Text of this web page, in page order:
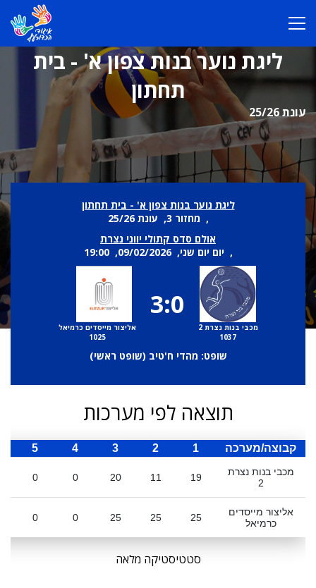
ליגת נוער בנות צפון א' - בית
תחתון
עונת 25/26
ליגת נוער בנות צפון א' - בית תחתון
, מחזור 3, עונת 25/26
אולם סדס קתולי יווני נצרת
, יום יום שני, 09/02/2026, 19:00
מכבי בנות נצרת 2
1037
3:0
אליצור מייסדים כרמיאל
1025
שופט: מהדי ח'טיב (שופט ראשי)
תוצאה לפי מערכות
קבוצה/מערכה 1
2
3
4
5
מכבי בנות נצרת
2
19
11
20
0
0
אליצור מייסדים
כרמיאל
25
25
25
0
0
סטטיסטיקה מלאה